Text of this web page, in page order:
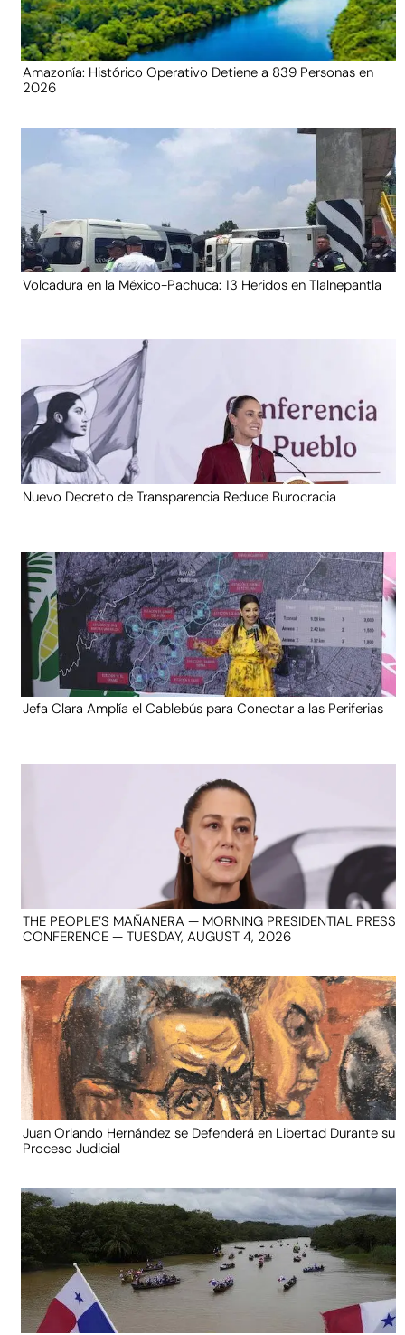
Amazonía: Histórico Operativo Detiene a 839 Personas en
2026
Volcadura en la México-Pachuca: 13 Heridos en Tlalnepantla
Nuevo Decreto de Transparencia Reduce Burocracia
Jefa Clara Amplía el Cablebús para Conectar a las Periferias
THE PEOPLE’S MAÑANERA — MORNING PRESIDENTIAL PRESS
CONFERENCE — TUESDAY, AUGUST 4, 2026
Juan Orlando Hernández se Defenderá en Libertad Durante su
Proceso Judicial